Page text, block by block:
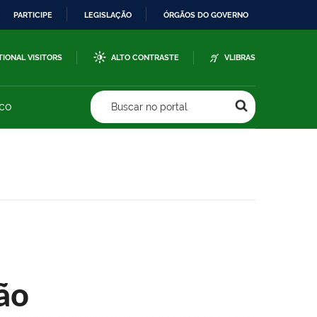
PARTICIPE LEGISLAÇÃO ÓRGÃOS DO GOVERNO
VISITORS ALTO CONTRASTE VLIBRAS
Buscar no portal